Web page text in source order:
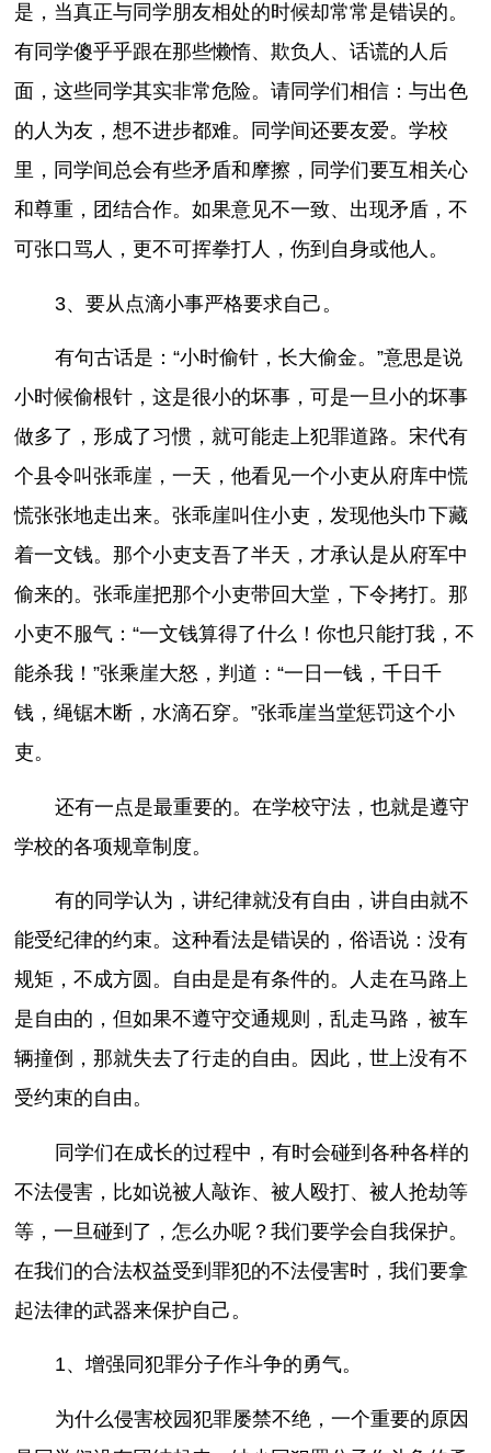
是，当真正与同学朋友相处的时候却常常是错误的。
有同学傻乎乎跟在那些懒惰、欺负人、话谎的人后
面，这些同学其实非常危险。请同学们相信：与出色
的人为友，想不进步都难。同学间还要友爱。学校
里，同学间总会有些矛盾和摩擦，同学们要互相关心
和尊重，团结合作。如果意见不一致、出现矛盾，不
可张口骂人，更不可挥拳打人，伤到自身或他人。
3、要从点滴小事严格要求自己。
有句古话是：“小时偷针，长大偷金。”意思是说
小时候偷根针，这是很小的坏事，可是一旦小的坏事
做多了，形成了习惯，就可能走上犯罪道路。宋代有
个县令叫张乖崖，一天，他看见一个小吏从府库中慌
慌张张地走出来。张乖崖叫住小吏，发现他头巾下藏
着一文钱。那个小吏支吾了半天，才承认是从府军中
偷来的。张乖崖把那个小吏带回大堂，下令拷打。那
小吏不服气：“一文钱算得了什么！你也只能打我，不
能杀我！”张乘崖大怒，判道：“一日一钱，千日千
钱，绳锯木断，水滴石穿。”张乖崖当堂惩罚这个小
吏。
还有一点是最重要的。在学校守法，也就是遵守
学校的各项规章制度。
有的同学认为，讲纪律就没有自由，讲自由就不
能受纪律的约束。这种看法是错误的，俗语说：没有
规矩，不成方圆。自由是是有条件的。人走在马路上
是自由的，但如果不遵守交通规则，乱走马路，被车
辆撞倒，那就失去了行走的自由。因此，世上没有不
受约束的自由。
同学们在成长的过程中，有时会碰到各种各样的
不法侵害，比如说被人敲诈、被人殴打、被人抢劫等
等，一旦碰到了，怎么办呢？我们要学会自我保护。
在我们的合法权益受到罪犯的不法侵害时，我们要拿
起法律的武器来保护自己。
1、增强同犯罪分子作斗争的勇气。
为什么侵害校园犯罪屡禁不绝，一个重要的原因